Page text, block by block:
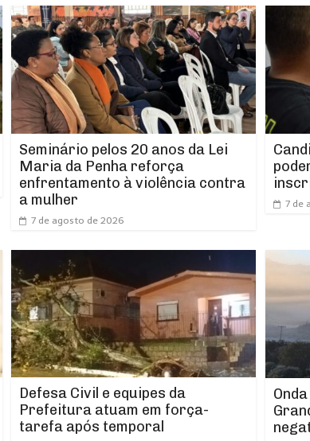
Seminário pelos 20 anos da Lei
Maria da Penha reforça
enfrentamento à violência contra
a mulher
7 de agosto de 2026
7 de
Defesa Civil e equipes da
Prefeitura atuam em força-
tarefa após temporal